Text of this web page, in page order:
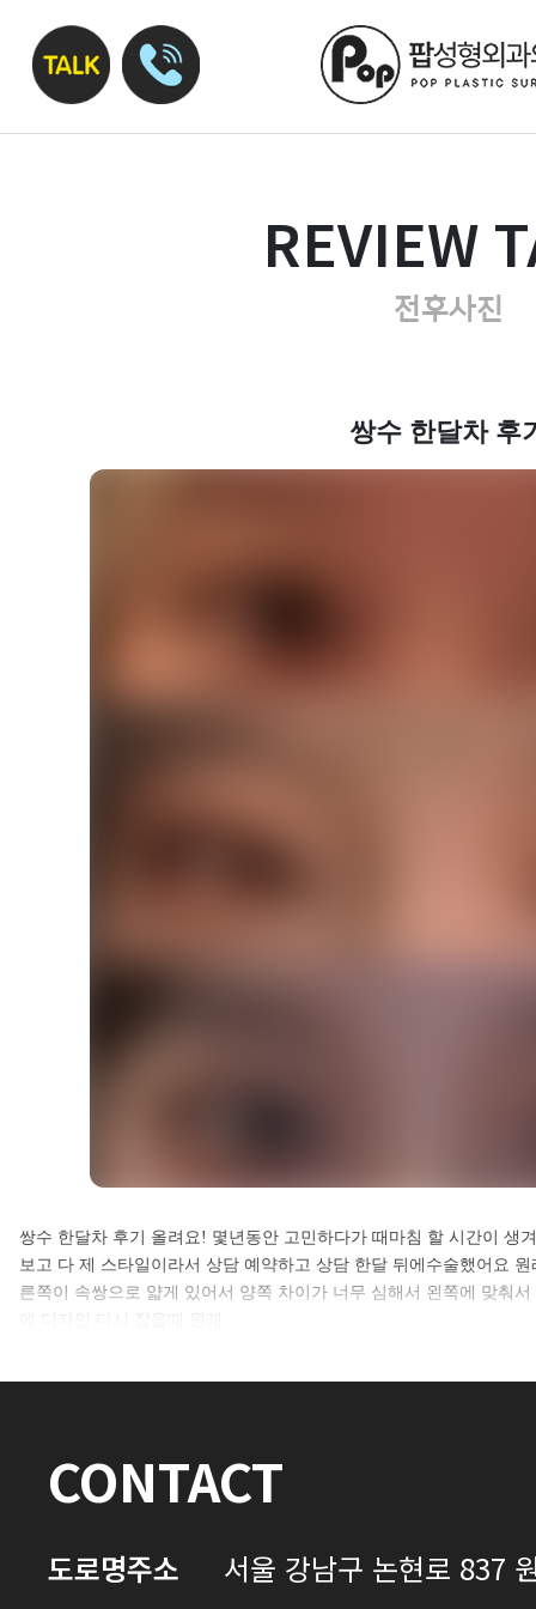
REVIEW
전후사진
쌍수 한달차 후
셀카후기 전체 내용은
로그인 후 확인하실 수 있습니다.
쌍수 한달차 후기 올려요! 몇년동안 고민하다가 때마침 할 시간이 생
보고 다 제 스타일이라서 상담 예약하고 상담 한달 뒤에수술했어요
른쪽이 속쌍으로 얇게 있어서 양쪽 차이가 너무 심해서 왼쪽에 맞춰
에 디자인 다시 잡을때 원래 …
CONTACT
도로명주소 서울 강남구 논현로 837